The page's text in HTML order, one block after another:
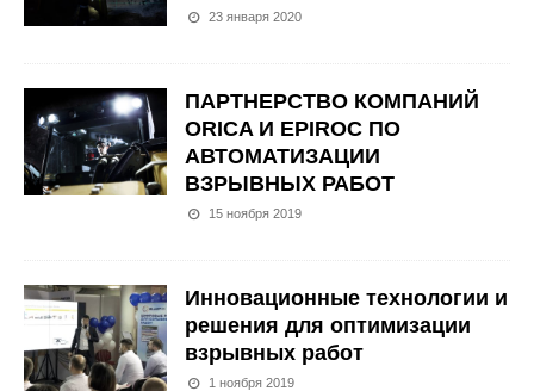
23 января 2020
ПАРТНЕРCТВО КОМПАНИЙ
ORICA И EPIROC ПО
АВТОМАТИЗАЦИИ
ВЗРЫВНЫХ РАБОТ
15 ноября 2019
Инновационные технологии и
решения для оптимизации
взрывных работ
1 ноября 2019